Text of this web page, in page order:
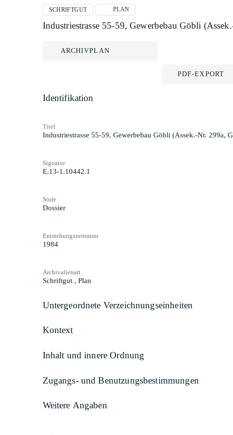
SCHRIFTGUT PLAN
Industriestrasse 55-59, Gewerbebau Göbli
ARCHIVPLAN
PDF-EXPORT
Identifikation
Titel
Industriestrasse 55-59, Gewerbebau Göbli (Assek.-Nr. 299a,
Signatur
E.13-1.10442.1
Stufe
Dossier
Entstehungszeitraum
1984
Archivalienart
Schriftgut , Plan
Untergeordnete Verzeichnungseinheiten
Kontext
Inhalt und innere Ordnung
Zugangs- und Benutzungsbestimmungen
Weitere Angaben